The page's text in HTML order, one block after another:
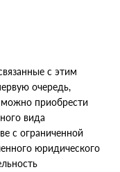
с этим
очередь,
приобрести
вида
с ограниченной
юридического